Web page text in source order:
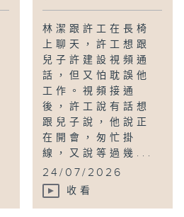
林潔跟許工在長椅
上聊天，許工想跟
兒子許建設視頻通
話，但又怕耽誤他
工作。視頻接通
後，許工說有話想
跟兒子說，他說正
在開會，匆忙掛
線，又說等過幾...
24/07/2026
收看